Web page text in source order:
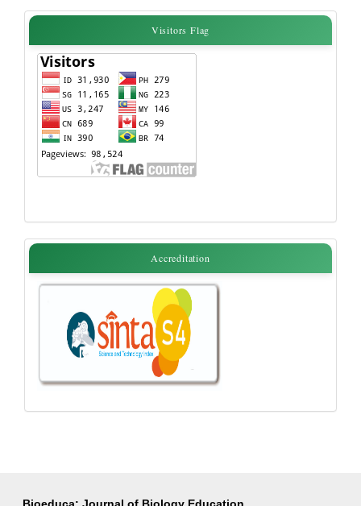
Flag
Visitors Flag
accreditationAccreditation